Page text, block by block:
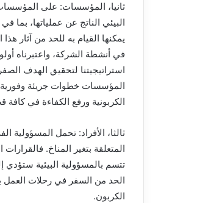
ثانيا، المؤسسات: على
البيئي الناتج عن عملياتها، بما
يمكنها القيام به للحد من آثار
في أنشطة الشركة، واعتبرناه
المؤسسات خطوات جريئة وفورية
الكربونية ورفع الكفاءة في كافة
ثالثا، الأفراد: تحمل
المتعلقة بتغير المناخ.
تتسم بالمسؤولية البيئية
الحد من السفر في رحلات العمل
الكربون.